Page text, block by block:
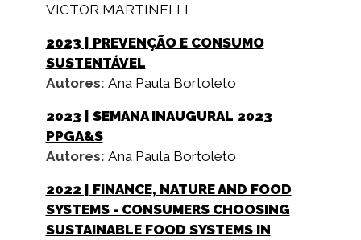
VICTOR MARTINELLI
2023 | PREVENÇÃO E CONSUMO
SUSTENTÁVEL
Autores: Ana Paula Bortoleto
2023 | SEMANA INAUGURAL 2023
PPGA&S
Autores: Ana Paula Bortoleto
2022 | FINANCE, NATURE AND FOOD
SYSTEMS - CONSUMERS CHOOSING
SUSTAINABLE FOOD SYSTEMS IN